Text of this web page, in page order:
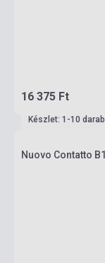
16 375 Ft
Készlet: 1-10 darab
Nuovo Contatto B1